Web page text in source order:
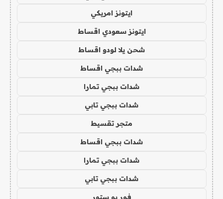
ايتونز امريكي
ايتونز سعودي اقساط
شحن يلا لودو اقساط
شدات ببجي اقساط
شدات ببجي تمارا
شدات ببجي تابي
متجر تقسيط
شدات ببجي اقساط
شدات ببجي تمارا
شدات ببجي تابي